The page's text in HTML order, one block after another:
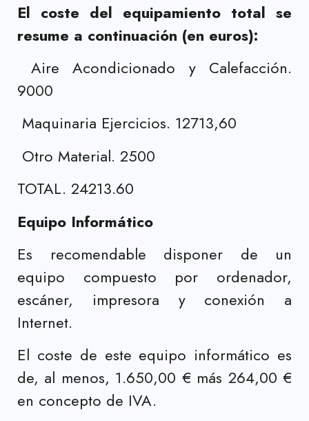
El coste del equipamiento total se
resume a continuación (en euros):
Aire Acondicionado y Calefacción.
9000
Maquinaria Ejercicios. 12713,60
Otro Material. 2500
TOTAL. 24213.60
Equipo Informático
Es recomendable disponer de un
equipo compuesto por ordenador,
escáner, impresora y conexión a
Internet.
El coste de este equipo informático es
de, al menos, 1.650,00 € más 264,00 €
en concepto de IVA.